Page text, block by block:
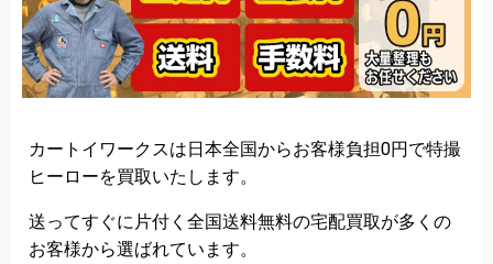
カートイワークスは日本全国からお客様負担0円で特撮
ヒーローを買取いたします。
送ってすぐに片付く全国送料無料の宅配買取が多くの
お客様から選ばれています。